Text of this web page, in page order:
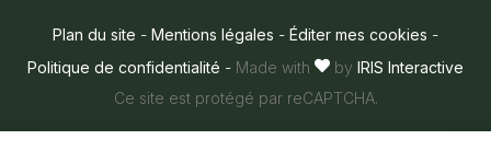
sur
Facebook
sur
Instagram
sur
Youtube
sur
Twitter
Plan du site - Mentions légales - Éditer mes cookies -
Politique de confidentialité - Made with by IRIS Interactive
Ce site est protégé par reCAPTCHA.